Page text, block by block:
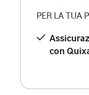
PER LA TUA
con